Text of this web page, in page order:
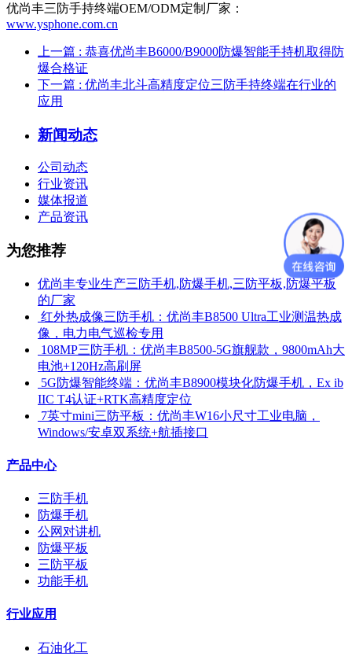
优尚丰三防手持终端OEM/ODM定制厂家：
www.ysphone.com.cn
上一篇 : 恭喜优尚丰B6000/B9000防爆智能手持机取得防
爆合格证
下一篇 : 优尚丰北斗高精度定位三防手持终端在行业的
应用
新闻动态
公司动态
行业资讯
媒体报道
产品资讯
为您推荐
优尚丰专业生产三防手机,防爆手机,三防平板,防爆平板
的厂家
​ 红外热成像三防手机：优尚丰B8500 Ultra工业测温热成
像，电力电气巡检专用
​ 108MP三防手机：优尚丰B8500-5G旗舰款，9800mAh大
电池+120Hz高刷屏
​ 5G防爆智能终端：优尚丰B8900模块化防爆手机，Ex ib
IIC T4认证+RTK高精度定位
​ 7英寸mini三防平板：优尚丰W16小尺寸工业电脑，
Windows/安卓双系统+航插接口
产品中心
三防手机
防爆手机
公网对讲机
防爆平板
三防平板
功能手机
行业应用
石油化工